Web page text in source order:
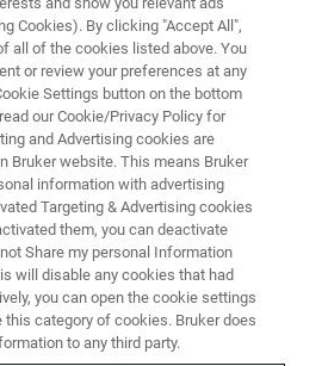
à partager...
Cookies). By clicking "Accept All",
all of the cookies listed above. You
or review your preferences at any
Settings button on the bottom
our Cookie/Privacy Policy for
and Advertising cookies are
Bruker website. This means Bruker
information with advertising
Targeting & Advertising cookies
them, you can deactivate
Share my personal Information
will disable any cookies that had
you can open the cookie settings
this category of cookies. Bruker does
to any third party.